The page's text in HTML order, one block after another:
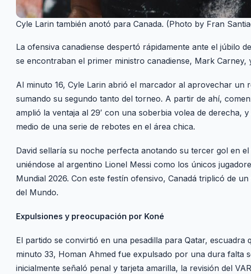
Cyle Larin también anotó para Canada. (Photo by Fran
La ofensiva canadiense despertó rápidamente ante el júbilo
se encontraban el primer ministro canadiense, Mark Carney,
Al minuto 16, Cyle Larin abrió el marcador al aprovechar un
sumando su segundo tanto del torneo. A partir de ahí,
amplió la ventaja al 29′ con una soberbia volea de derecha,
medio de una serie de rebotes en el área chica.
David sellaría su noche perfecta anotando su tercer gol en
uniéndose al argentino Lionel Messi como los únicos
Mundial 2026. Con este festín ofensivo, Canadá triplicó de
del Mundo.
Expulsiones y preocupación por Koné
El partido se convirtió en una pesadilla para Qatar,
minuto 33, Homan Ahmed fue expulsado por una dura falta
inicialmente señaló penal y tarjeta amarilla, la revisión del